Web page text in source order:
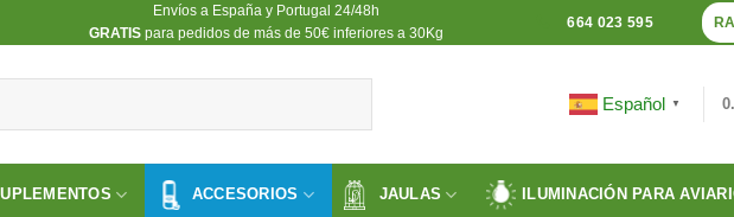
Envíos a España y Portugal 24/48h
​GRATISpara pedidos de más de 50€ inferiores a 30Kg
664 023 595
Español ▼
ACCESORIOS JAULAS ILUMINACIÓN PARA